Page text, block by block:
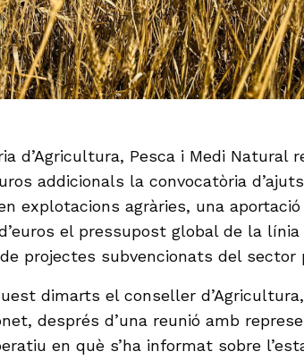
d’Agricultura, Pesca i Medi Natural
addicionals la convocatòria
explotacions agràries, una
el pressupost global de la
projectes subvencionats del sector
dimarts el conseller
després d’una reunió amb
en què s’ha informat sobre